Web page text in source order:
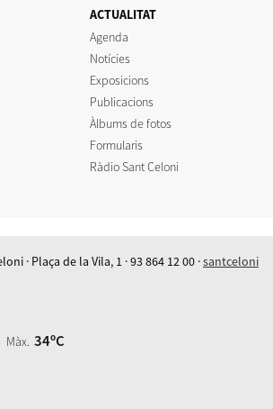
ACTUALITAT
Agenda
Notícies
Exposicions
Publicacions
Àlbums de fotos
Formularis
Ràdio Sant Celoni
· Plaça de la Vila, 1 · 93 864 12 00 ·santceloni
Màx. 34ºC